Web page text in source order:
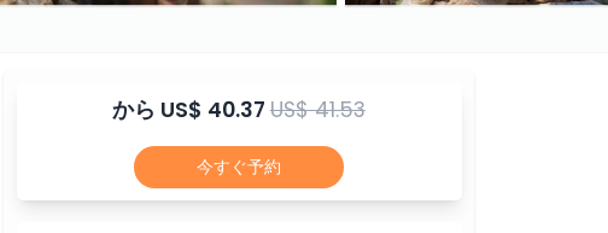
から US$ 40.37US$ 41.53
今すぐ予約